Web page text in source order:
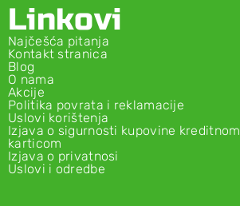
Linkovi
Najčešća pitanja
Kontakt stranica
Blog
O nama
Akcije
Politika povrata i reklamacije
Uslovi korištenja
Izjava o sigurnosti kupovine kreditnom
karticom
Izjava o privatnosi
Uslovi i odredbe